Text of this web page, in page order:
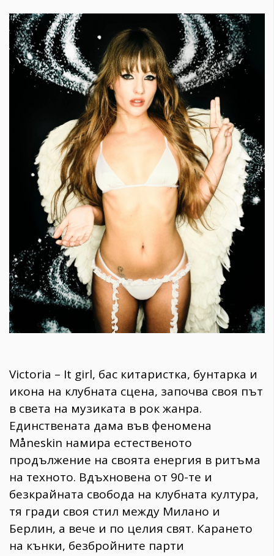
Victoria – It girl, бас китаристка, бунтарка и
икона на клубната сцена, започва своя път
в света на музиката в рок жанра.
Единствената дама във феномена
Måneskin намира естественото
продължение на своята енергия в ритъма
на техното. Вдъхновена от 90-те и
безкрайната свобода на клубната култура,
тя гради своя стил между Милано и
Берлин, а вече и по целия свят. Карането
на кънки, безбройните парти